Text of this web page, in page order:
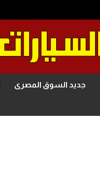
جديد السوق المصرى